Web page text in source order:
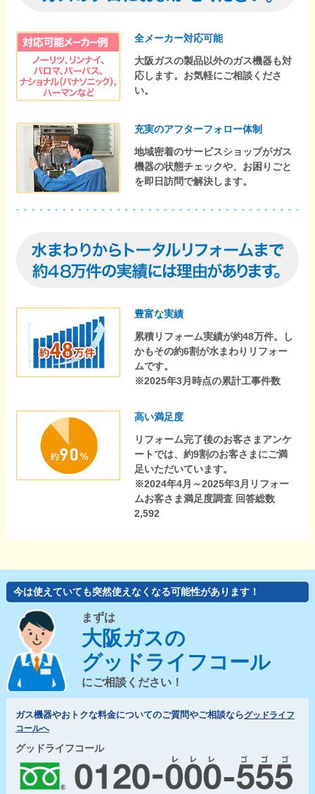
全メーカー対応可能
大阪ガスの製品以外のガス機器も対
応します。お気軽にご相談くださ
い。
充実のアフターフォロー体制
地域密着のサービスショップがガス
機器の状態チェックや、お困りごと
を即日訪問で解決します。
豊富な実績
累積リフォーム実績が約48万件。し
かもその約6割が水まわりリフォー
ムです。
※2025年3月時点の累計工事件数
高い満足度
リフォーム完了後のお客さまアンケ
ートでは、約9割のお客さまにご満
足いただいています。
※2024年4月～2025年3月リフォー
ムお客さま満足度調査 回答総数
2,592
今は使えていても突然使えなくなる可能性があります！
まずは
大阪ガスの
グッドライフコール
にご相談ください！
ガス機器やおトクな料金についてのご質問やご相談ならグッドライフ
コールへ
グッドライフコール